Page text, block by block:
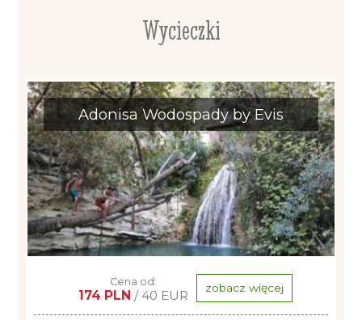
Wycieczki
Adonisa Wodospady by Evis
Cena od:
174 PLN / 40 EUR zobacz więcej